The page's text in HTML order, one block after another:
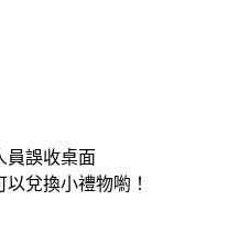
員誤收桌面
兌換小禮物喲！